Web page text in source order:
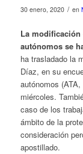
30 enero, 2020 / en
La
autónomos se
ha trasladado la
Díaz, en su
autónomos
miércoles.
caso de los
ámbito de la
consideración
apostillado.